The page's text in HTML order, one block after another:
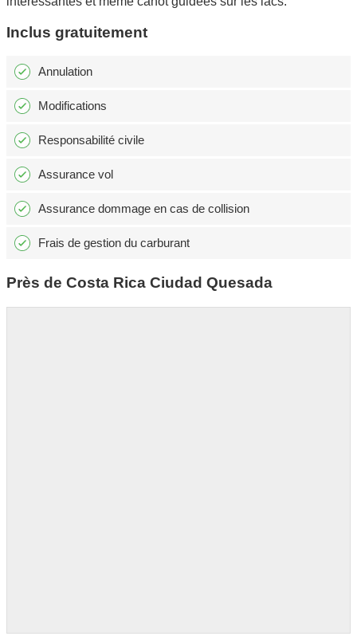
Inclus gratuitement
Annulation
Modifications
Responsabilité civile
Assurance vol
Assurance dommage en cas de collision
Frais de gestion du carburant
Près de Costa Rica Ciudad Quesada